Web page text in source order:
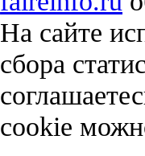
На сайте
сбора
cookie